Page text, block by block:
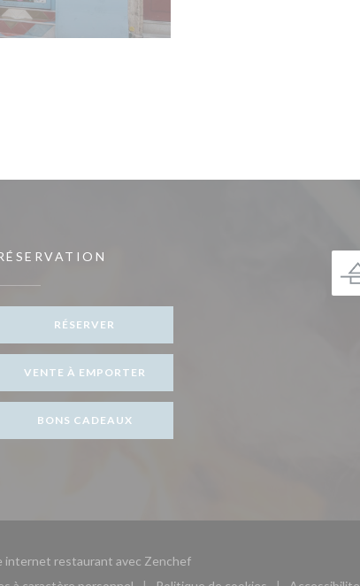
RÉSERVER
VENTE À EMPORTER
BONS CADEAUX
internet restaurant avec Zenchef((ouvre une nouvelle fenêtre))